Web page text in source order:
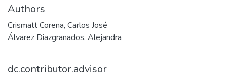
Authors
Crismatt Corena, Carlos José
Álvarez Diazgranados, Alejandra
dc.contributor.advisor